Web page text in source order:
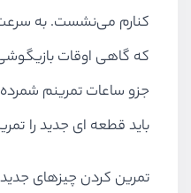
کنارم می‌نشست. به
که گاهی اوقات
جزو ساعات تمرینم
باید قطعه ای جدید را
تمرین کردن چیزهای